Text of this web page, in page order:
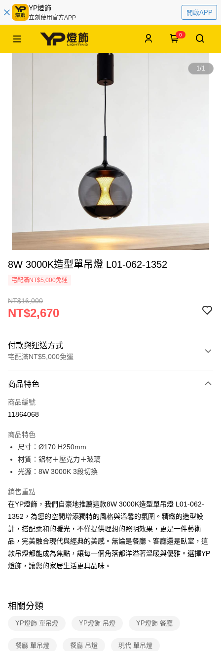
YP燈飾
立刻使用官方APP
開啟APP
0
1/1
8W 3000K造型單吊燈 L01-062-1352
宅配滿NT$5,000免運
NT$16,000
NT$2,670
付款與運送方式
宅配滿NT$5,000免運
信用卡一次付款
LINE Pay
街口支付
悠遊付
全盈+PAY
AFTEE先享後付
相關說明
【關於「AFTEE先享後付」】
AFTEE先享後付是「在收到商品之後才付款」的支付方式。 讓您購物簡單
便利好安心！
１．簡單：不需註冊會員、不需綁卡、不需儲值。
【「AFTEE先享後付」結帳流程】
１．於結帳方式選擇「AFTEE先享後付」後，將跳轉至「AFTEE先享後付」
結帳頁面，進行簡訊認證並確認金額後，即可完成結帳。
ATM／網路銀行／等多元方式進行付款，方視為交易完成。
每筆NT$180，滿NT$5,000(含以上)免運費
商品特色
商品編號
11864068
商品特色
尺寸：Ø170 H250mm
材質：鋁材＋壓克力＋玻璃
光源：8W 3000K 3段切換
銷售重點
在YP燈飾，我們自豪地推薦這款8W 3000K造型單吊燈 L01-062-
1352，為您的空間增添獨特的風格與溫馨的氛圍。精緻的造型設
計，搭配柔和的暖光，不僅提供理想的照明效果，更是一件藝術
品，完美融合現代與經典的美感。無論是餐廳、客廳還是臥室，這
款吊燈都能成為焦點，讓每一個角落都洋溢著溫暖與優雅。選擇YP
燈飾，讓您的家居生活更具品味。
相關分類
YP燈飾 單吊燈 YP燈飾 吊燈 YP燈飾 餐廳
餐廳 單吊燈 餐廳 吊燈 現代 單吊燈